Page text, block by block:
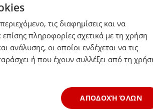
τις διαφημίσεις και να
πληροφορίες σχετικά με τη χρήση
ανάλυσης, οι οποίοι ενδέχεται να τις
ή που έχουν συλλέξει από τη
ΑΠΟΔΟΧΉ ΌΛΩΝ